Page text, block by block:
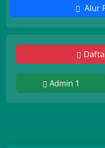
Alur
Admin 1